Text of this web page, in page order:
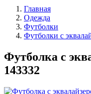
Главная
Одежда
Футболки
Футболки с
Футболка с
143332